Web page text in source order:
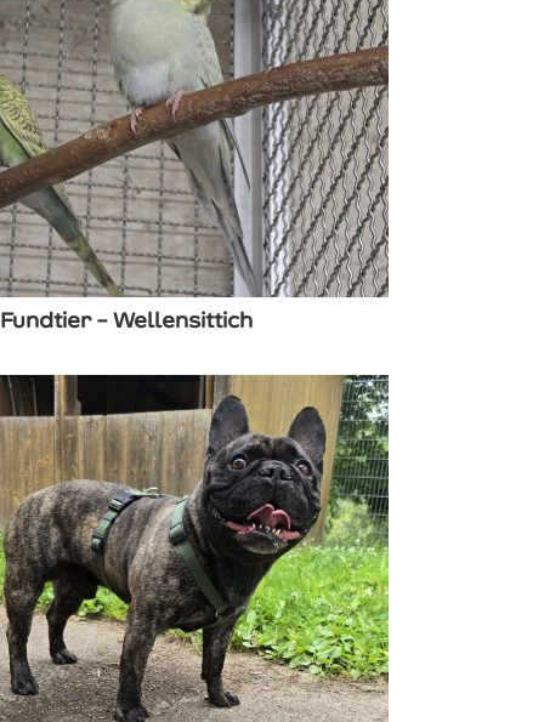
Fundtier – Wellensittich